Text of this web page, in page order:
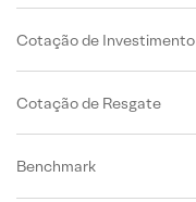
Cotação de Investimento
Cotação de Resgate
Benchmark